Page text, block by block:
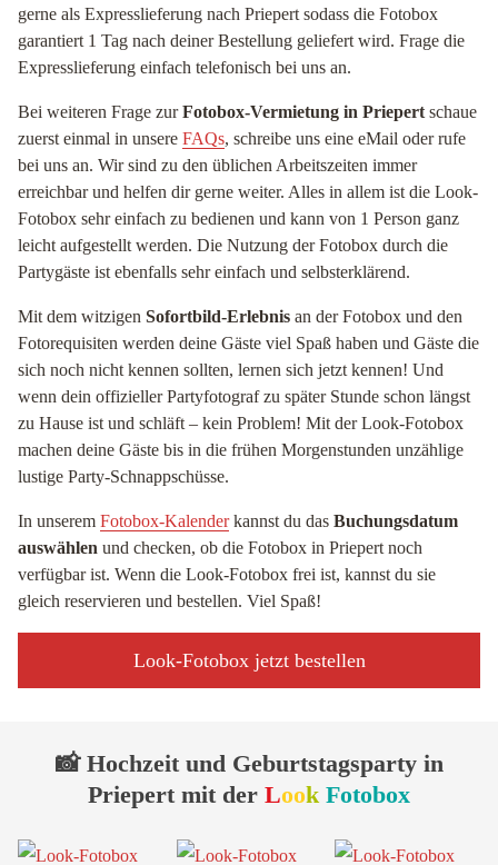
gerne als Expresslieferung nach Priepert sodass die Fotobox
garantiert 1 Tag nach deiner Bestellung geliefert wird. Frage die
Expresslieferung einfach telefonisch bei uns an.
Bei weiteren Frage zurFotobox-Vermietung in Priepert schaue
zuerst einmal in unsere FAQs, schreibe uns eine eMail oder rufe
bei uns an. Wir sind zu den üblichen Arbeitszeiten immer
erreichbar und helfen dir gerne weiter. Alles in allem ist die Look-
Fotobox sehr einfach zu bedienen und kann von 1 Person ganz
leicht aufgestellt werden. Die Nutzung der Fotobox durch die
Partygäste ist ebenfalls sehr einfach und selbsterklärend.
Mit dem witzigen Sofortbild-Erlebnis an der Fotobox und den
Fotorequisiten werden deine Gäste viel Spaß haben und Gäste die
sich noch nicht kennen sollten, lernen sich jetzt kennen! Und
wenn dein offizieller Partyfotograf zu später Stunde schon längst
zu Hause ist und schläft – kein Problem! Mit der Look-Fotobox
machen deine Gäste bis in die frühen Morgenstunden unzählige
lustige Party-Schnappschüsse.
In unserem Fotobox-Kalenderkannst du das Buchungsdatum
auswählen und checken, ob die Fotobox in Priepert noch
verfügbar ist. Wenn die Look-Fotobox frei ist, kannst du sie
gleich reservieren und bestellen. Viel Spaß!
Look-Fotobox jetzt bestellen
📸 Hochzeit und Geburtstagsparty in
Priepert mit der Look Fotobox